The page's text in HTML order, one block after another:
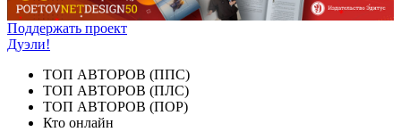
Поддержать проект
Дуэли!
ТОП АВТОРОВ (ППС)
ТОП АВТОРОВ (ПЛС)
ТОП АВТОРОВ (ПОР)
Кто онлайн